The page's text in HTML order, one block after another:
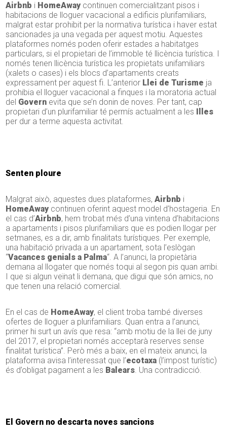
Airbnb i HomeAway continuen comercialitzant pisos i
habitacions de lloguer vacacional a edificis plurifamiliars,
malgrat estar prohibit per la normativa turística i haver estat
sancionades ja una vegada per aquest motiu. Aquestes
plataformes només poden oferir estades a habitatges
particulars, si el propietari de l’immoble té llicència turística. I
només tenen llicència turística les propietats unifamiliars
(xalets o cases) i els blocs d’apartaments creats
expressament per aquest fi. L’anterior Llei de Turisme ja
prohibia el lloguer vacacional a finques i la moratoria actual
del Govern evita que se’n donin de noves. Per tant, cap
propietari d’un plurifamiliar té permís actualment a les Illes
per dur a terme aquesta activitat.
Senten ploure
Malgrat això, aquestes dues plataformes,Airbnb i
HomeAway continuen oferint aquest model d’hostageria. En
el cas d’Airbnb, hem trobat més d’una vintena d’habitacions
a apartaments i pisos plurifamiliars que es podien llogar per
setmanes, es a dir, amb finalitats turístiques. Per exemple,
una habitació privada a un apartament, sota l’eslògan
“Vacances genials a Palma“. A l’anunci, la propietària
demana al llogater que només toqui al segon pis quan arribi.
I que si algun veïnat li demana, que digui que són amics, no
que tenen una relació comercial.
En el cas de HomeAway, el client troba també diverses
ofertes de lloguer a plurifamiliars. Quan entra a l’anunci,
primer hi surt un avís que resa: “amb motiu de la llei de juny
del 2017, el propietari només acceptarà reserves sense
finalitat turística”. Però més a baix, en el mateix anunci, la
plataforma avisa l’interessat que l’ecotaxa (l’impost turístic)
és d’obligat pagament a les Balears. Una contradicció.
El Govern no descarta noves sancions